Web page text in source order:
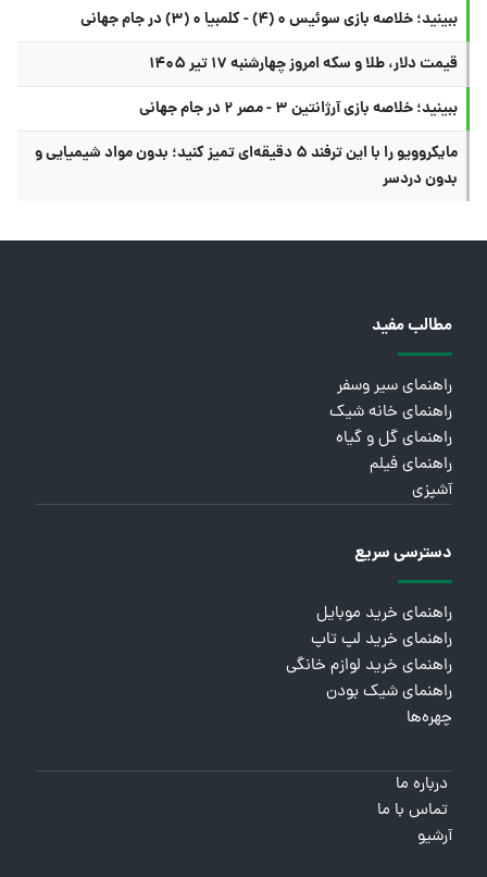
ببینید؛ خلاصه بازی سوئیس ۰ (۴) - کلمبیا ۰ (۳) در جام جهانی
قیمت دلار، طلا و سکه امروز چهارشنبه ۱۷ تیر ۱۴۰۵
ببینید؛ خلاصه بازی آرژانتین ۳ - مصر ۲ در جام جهانی
مایکروویو را با این ترفند ۵ دقیقه‌ای تمیز کنید؛ بدون مواد شیمیایی و
بدون دردسر
مطالب مفید
راهنمای سیر وسفر
راهنمای خانه شیک
راهنمای گل و گیاه
راهنمای فیلم
آشپزی
دسترسی سریع
راهنمای خرید موبایل
راهنمای خرید لپ تاپ
راهنمای خرید لوازم خانگی
راهنمای شیک بودن
چهره‌ها
درباره ما
تماس با ما
آرشیو